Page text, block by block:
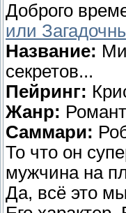
Доброго
или
Название:
секретов...
Пейринг:
Жанр:
Саммари:
То что он
мужчина на
Да, всё это